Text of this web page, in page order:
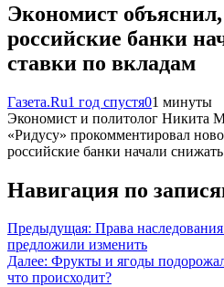
Экономист
российские банки
ставки по вкладам
Газета.Ru1 год спустя01 минуты
Экономист и политолог Никита
«Ридусу» прокомментировал
российские банки начали
Навигация по
Предыдущая: Права
предложили изменить
Далее: Фрукты и ягоды
что происходит?